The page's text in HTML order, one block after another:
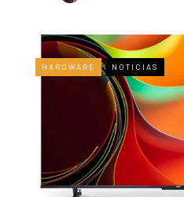
HARDWARE NOTICIAS